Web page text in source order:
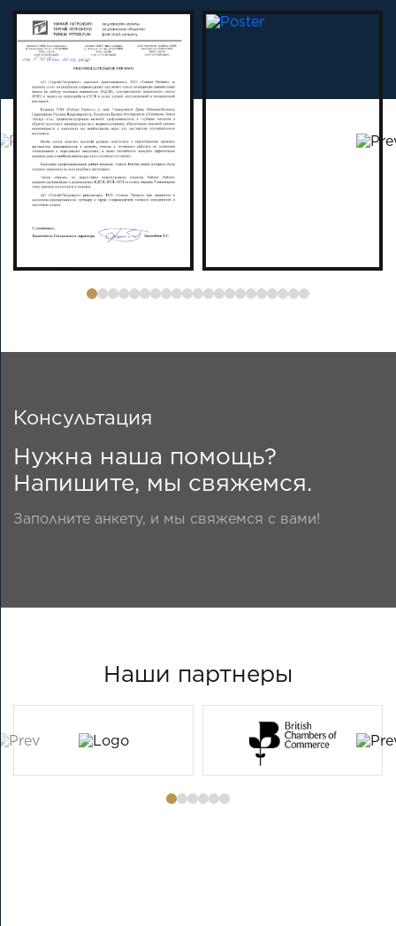
Консультация
Нужна наша помощь?
Напишите, мы свяжемся.
Заполните анкету, и мы свяжемся с вами!
Наши партнеры